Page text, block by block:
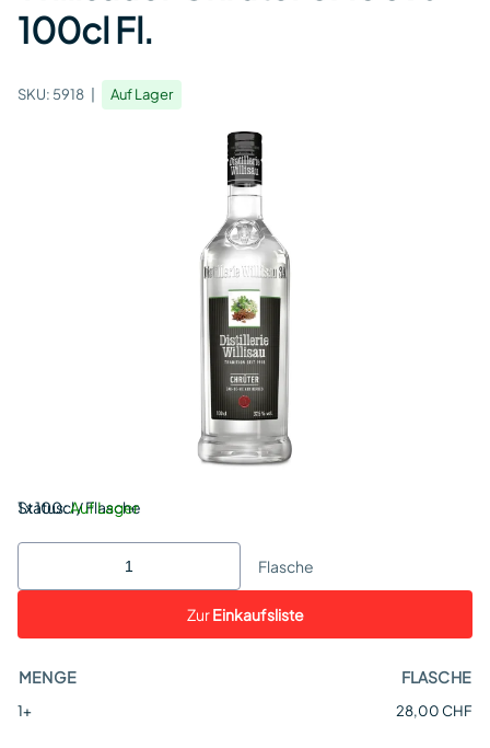
100cl Fl.
SKU: 5918 Auf Lager
Status:Auf Lager
1 x 100cl / Flasche
Flasche
ZurEinkaufsliste
MENGE FLASCHE
1+ 28,00 CHF